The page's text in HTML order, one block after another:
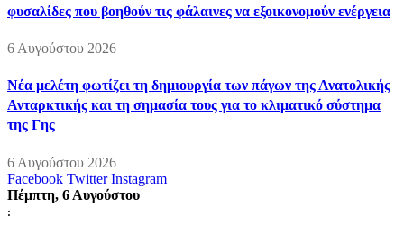
φυσαλίδες που βοηθούν τις φάλαινες να εξοικονομούν ενέργεια
6 Αυγούστου 2026
Νέα μελέτη φωτίζει τη δημιουργία των πάγων της Ανατολικής
Ανταρκτικής και τη σημασία τους για το κλιματικό σύστημα
της Γης
6 Αυγούστου 2026
Facebook Twitter Instagram
Πέμπτη, 6 Αυγούστου
: